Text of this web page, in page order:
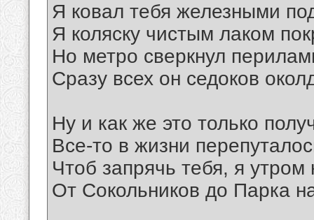
Я ковал тебя железными
Я коляску чистым лаком
Hо метро сверкнул
Сразу всех он седоков
Ну и как же это только
Все-то в жизни
Чтоб запрячь тебя, я
От Сокольников до Парка